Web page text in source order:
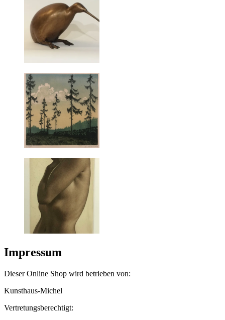
Impressum
Dieser Online Shop wird betrieben von:
Kunsthaus-Michel
Vertretungsberechtigt: